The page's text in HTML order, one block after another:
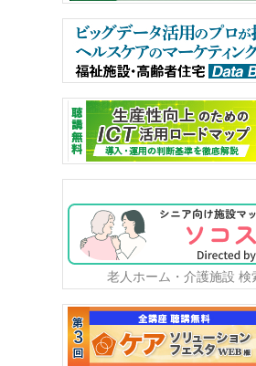
老人ホーム・介護施設 検